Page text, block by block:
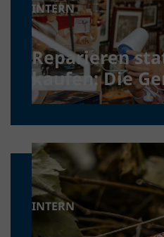
INTERN
Reparieren
kaufen: Die
Prämie
INTERN